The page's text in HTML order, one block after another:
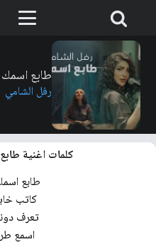
طابع اسمك
رفل الشامي
كلمات اغنية
طابع
كاتب
تعرف
اسمع